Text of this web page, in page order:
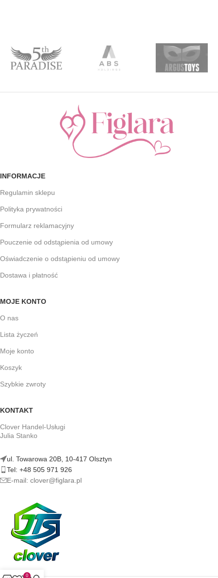
INFORMACJE
Regulamin sklepu
Polityka prywatności
Formularz reklamacyjny
Pouczenie od odstąpienia od umowy
Oświadczenie o odstąpieniu od umowy
Dostawa i płatność
MOJE KONTO
O nas
Lista życzeń
Moje konto
Koszyk
Szybkie zwroty
KONTAKT
Clover Handel-Usługi
Julia Stanko
ul. Towarowa 20B, 10-417 Olsztyn
Tel: +48 505 971 926
E-mail: clover@figlara.pl
0